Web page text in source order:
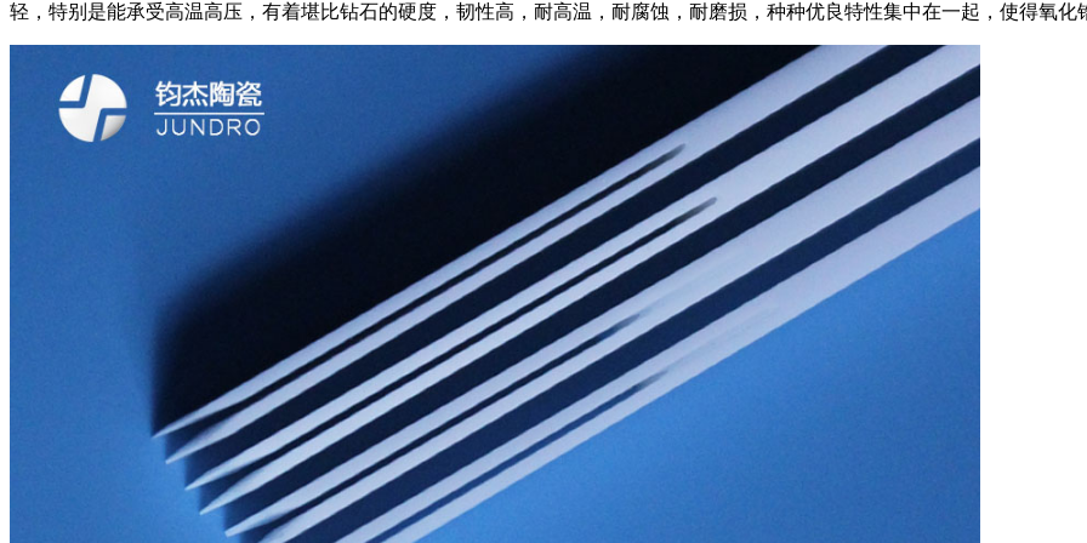
轻，特别是能承受高温高压，有着堪比钻石的硬度，韧性高，耐高温，耐腐蚀，耐磨损，种种优良特性集中在一起，使得氧化